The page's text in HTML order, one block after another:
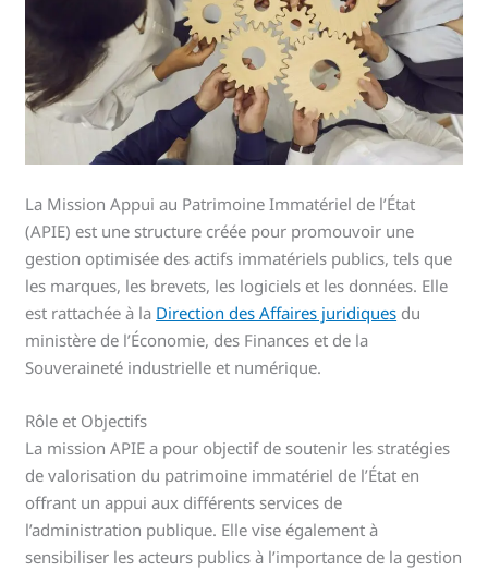
La Mission Appui au Patrimoine Immatériel de l’État
(APIE) est une structure créée pour promouvoir une
gestion optimisée des actifs immatériels publics, tels que
les marques, les brevets, les logiciels et les données. Elle
est rattachée à la Direction des Affaires juridiques du
ministère de l’Économie, des Finances et de la
Souveraineté industrielle et numérique.
Rôle et Objectifs
La mission APIE a pour objectif de soutenir les stratégies
de valorisation du patrimoine immatériel de l’État en
offrant un appui aux différents services de
l’administration publique. Elle vise également à
sensibiliser les acteurs publics à l’importance de la gestion